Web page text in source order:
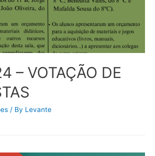
– VOTAÇÃO DE
/ By Levante